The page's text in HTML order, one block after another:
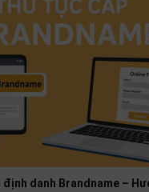
định danh Brandname –